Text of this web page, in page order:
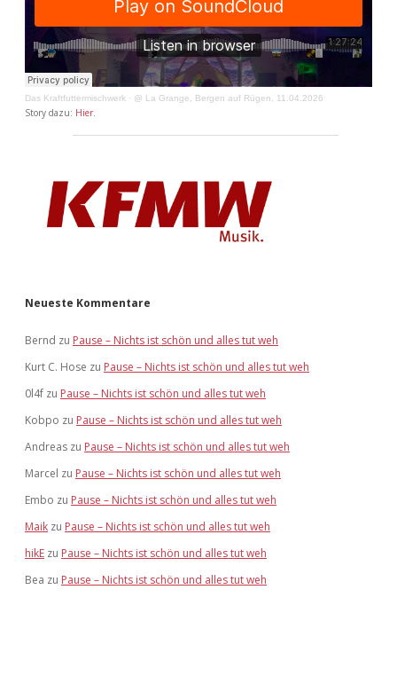
Das Kraftfuttermischwerk · @ La Grange, Bergen auf Rügen, 11.04.2026
Story dazu: Hier
Neueste Kommentare
Bernd zu Pause – Nichts ist schön und alles tut weh
Kurt C. Hose zu Pause – Nichts ist schön und alles tut weh
0l4f zu Pause – Nichts ist schön und alles tut weh
Kobpo zu Pause – Nichts ist schön und alles tut weh
Andreas zu Pause – Nichts ist schön und alles tut weh
Marcel zu Pause – Nichts ist schön und alles tut weh
Embo zu Pause – Nichts ist schön und alles tut weh
Maik zu Pause – Nichts ist schön und alles tut weh
hikE zu Pause – Nichts ist schön und alles tut weh
Bea zu Pause – Nichts ist schön und alles tut weh